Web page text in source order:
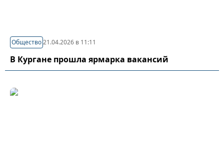
Общество21.04.2026 в 11:11
В Кургане прошла ярмарка вакансий